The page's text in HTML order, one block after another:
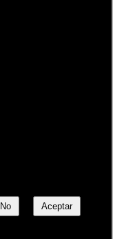
No Aceptar
externos que
toda la
tu conocimiento